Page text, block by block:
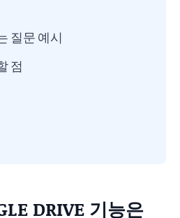
질문 예시
점
DRIVE 기능은